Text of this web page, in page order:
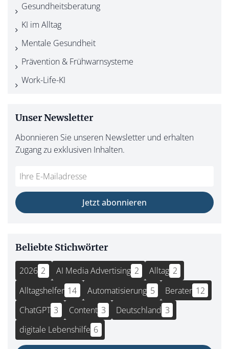
Gesundheitsberatung
KI im Alltag
Mentale Gesundheit
Prävention & Frühwarnsysteme
Work-Life-KI
Unser Newsletter
Abonnieren Sie unseren Newsletter und erhalten
Zugang zu exklusiven Inhalten.
Jetzt abonnieren
Beliebte Stichwörter
2026 2 AI Media Advertising 2 Alltag 2
Alltagshelfer 14 Automatisierung 5 Berater 12
ChatGPT 3 Content 3 Deutschland 3
digitale Lebenshilfe 6